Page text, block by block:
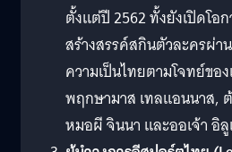
ตั้งแต่ปี 2562 ทั้งยังเปิดโอ
สร้างสรรค์สกินตัวละครผ่า
ความเป็นไทยตามโจทย์ขอ
พฤกษามาส เทลแอนนาส,
หมอผี จินนา และออเจ้า อิลู